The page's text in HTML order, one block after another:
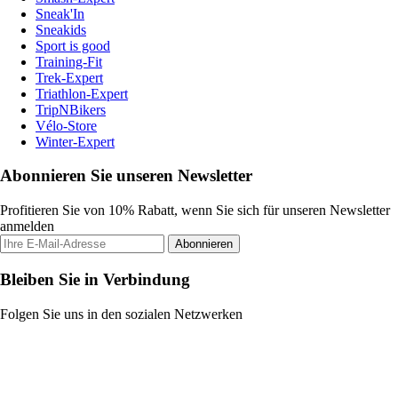
Sneak'In
Sneakids
Sport is good
Training-Fit
Trek-Expert
Triathlon-Expert
TripNBikers
Vélo-Store
Winter-Expert
Abonnieren Sie unseren Newsletter
Profitieren Sie von 10% Rabatt, wenn Sie sich für unseren Newsletter
anmelden
Abonnieren
Bleiben Sie in Verbindung
Folgen Sie uns in den sozialen Netzwerken